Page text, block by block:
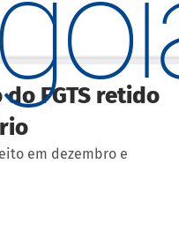
FGTS retido
em dezembro e